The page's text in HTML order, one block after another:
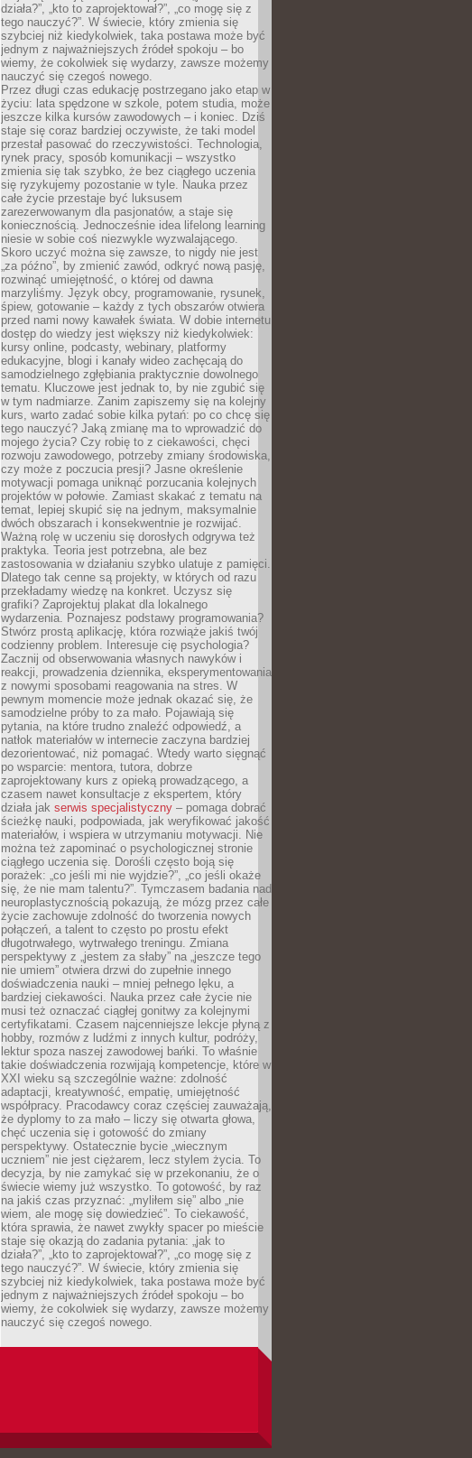
działa?”, „kto to zaprojektował?”, „co mogę się z
tego nauczyć?”. W świecie, który zmienia się
szybciej niż kiedykolwiek, taka postawa może być
jednym z najważniejszych źródeł spokoju – bo
wiemy, że cokolwiek się wydarzy, zawsze możemy
nauczyć się czegoś nowego.
Przez długi czas edukację postrzegano jako etap w
życiu: lata spędzone w szkole, potem studia, może
jeszcze kilka kursów zawodowych – i koniec. Dziś
staje się coraz bardziej oczywiste, że taki model
przestał pasować do rzeczywistości. Technologia,
rynek pracy, sposób komunikacji – wszystko
zmienia się tak szybko, że bez ciągłego uczenia
się ryzykujemy pozostanie w tyle. Nauka przez
całe życie przestaje być luksusem
zarezerwowanym dla pasjonatów, a staje się
koniecznością. Jednocześnie idea lifelong learning
niesie w sobie coś niezwykle wyzwalającego.
Skoro uczyć można się zawsze, to nigdy nie jest
„za późno”, by zmienić zawód, odkryć nową pasję,
rozwinąć umiejętność, o której od dawna
marzyliśmy. Język obcy, programowanie, rysunek,
śpiew, gotowanie – każdy z tych obszarów otwiera
przed nami nowy kawałek świata. W dobie internetu
dostęp do wiedzy jest większy niż kiedykolwiek:
kursy online, podcasty, webinary, platformy
edukacyjne, blogi i kanały wideo zachęcają do
samodzielnego zgłębiania praktycznie dowolnego
tematu. Kluczowe jest jednak to, by nie zgubić się
w tym nadmiarze. Zanim zapiszemy się na kolejny
kurs, warto zadać sobie kilka pytań: po co chcę się
tego nauczyć? Jaką zmianę ma to wprowadzić do
mojego życia? Czy robię to z ciekawości, chęci
rozwoju zawodowego, potrzeby zmiany środowiska,
czy może z poczucia presji? Jasne określenie
motywacji pomaga uniknąć porzucania kolejnych
projektów w połowie. Zamiast skakać z tematu na
temat, lepiej skupić się na jednym, maksymalnie
dwóch obszarach i konsekwentnie je rozwijać.
Ważną rolę w uczeniu się dorosłych odgrywa też
praktyka. Teoria jest potrzebna, ale bez
zastosowania w działaniu szybko ulatuje z pamięci.
Dlatego tak cenne są projekty, w których od razu
przekładamy wiedzę na konkret. Uczysz się
grafiki? Zaprojektuj plakat dla lokalnego
wydarzenia. Poznajesz podstawy programowania?
Stwórz prostą aplikację, która rozwiąże jakiś twój
codzienny problem. Interesuje cię psychologia?
Zacznij od obserwowania własnych nawyków i
reakcji, prowadzenia dziennika, eksperymentowania
z nowymi sposobami reagowania na stres. W
pewnym momencie może jednak okazać się, że
samodzielne próby to za mało. Pojawiają się
pytania, na które trudno znaleźć odpowiedź, a
natłok materiałów w internecie zaczyna bardziej
dezorientować, niż pomagać. Wtedy warto sięgnąć
po wsparcie: mentora, tutora, dobrze
zaprojektowany kurs z opieką prowadzącego, a
czasem nawet konsultacje z ekspertem, który
działa jak serwis specjalistyczny – pomaga dobrać
ścieżkę nauki, podpowiada, jak weryfikować jakość
materiałów, i wspiera w utrzymaniu motywacji. Nie
można też zapominać o psychologicznej stronie
ciągłego uczenia się. Dorośli często boją się
porażek: „co jeśli mi nie wyjdzie?”, „co jeśli okaże
się, że nie mam talentu?”. Tymczasem badania nad
neuroplastycznością pokazują, że mózg przez całe
życie zachowuje zdolność do tworzenia nowych
połączeń, a talent to często po prostu efekt
długotrwałego, wytrwałego treningu. Zmiana
perspektywy z „jestem za słaby” na „jeszcze tego
nie umiem” otwiera drzwi do zupełnie innego
doświadczenia nauki – mniej pełnego lęku, a
bardziej ciekawości. Nauka przez całe życie nie
musi też oznaczać ciągłej gonitwy za kolejnymi
certyfikatami. Czasem najcenniejsze lekcje płyną z
hobby, rozmów z ludźmi z innych kultur, podróży,
lektur spoza naszej zawodowej bańki. To właśnie
takie doświadczenia rozwijają kompetencje, które w
XXI wieku są szczególnie ważne: zdolność
adaptacji, kreatywność, empatię, umiejętność
współpracy. Pracodawcy coraz częściej zauważają,
że dyplomy to za mało – liczy się otwarta głowa,
chęć uczenia się i gotowość do zmiany
perspektywy. Ostatecznie bycie „wiecznym
uczniem” nie jest ciężarem, lecz stylem życia. To
decyzja, by nie zamykać się w przekonaniu, że o
świecie wiemy już wszystko. To gotowość, by raz
na jakiś czas przyznać: „myliłem się” albo „nie
wiem, ale mogę się dowiedzieć”. To ciekawość,
która sprawia, że nawet zwykły spacer po mieście
staje się okazją do zadania pytania: „jak to
działa?”, „kto to zaprojektował?”, „co mogę się z
tego nauczyć?”. W świecie, który zmienia się
szybciej niż kiedykolwiek, taka postawa może być
jednym z najważniejszych źródeł spokoju – bo
wiemy, że cokolwiek się wydarzy, zawsze możemy
nauczyć się czegoś nowego.